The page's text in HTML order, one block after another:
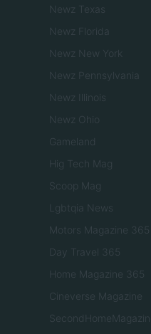
Newz Texas
Newz Florida
Newz New York
Newz Pennsylvania
Newz Illinois
Newz Ohio
Gameland
Hig Tech Mag
Scoop Mag
Lgbtqia News
Motors Magazine 365
Day Travel 365
Home Magazine 365
Cineverse Magazine
SecondHomeMagazine